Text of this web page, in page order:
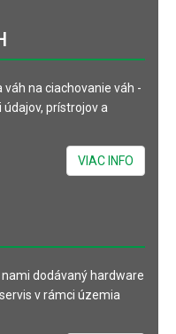
na ciachovanie váh -
prístrojov a
VIAC INFO
dodávaný hardware
v rámci územia